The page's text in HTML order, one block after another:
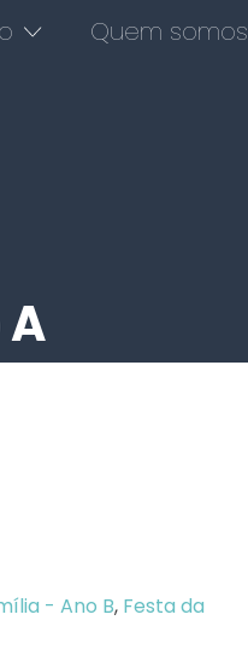
Quem somos
- Ano B, Festa da